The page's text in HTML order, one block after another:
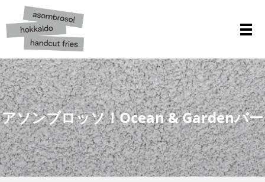
メ
アソンブロッソ！Ocean & Gardenバー